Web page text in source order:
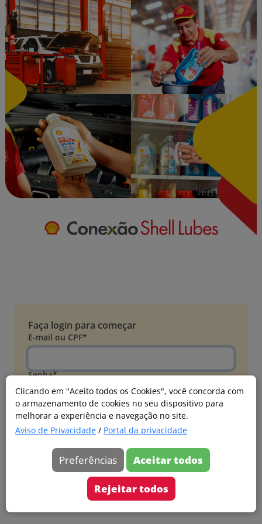
Clicando em "Aceito todos os Cookies", você concorda com
o armazenamento de cookies no seu dispositivo para
melhorar a experiência e navegação no site.
Aviso de Privacidade / Portal da privacidade
Preferências Aceitar todos
Rejeitar todos
Faça login para começar
E-mail ou CPF*
Senha*
Esqueci minha senha
Entrar
Acessar com Microsoft
Ainda não faz parte?
Cadastre-se
Versão 20260805.7